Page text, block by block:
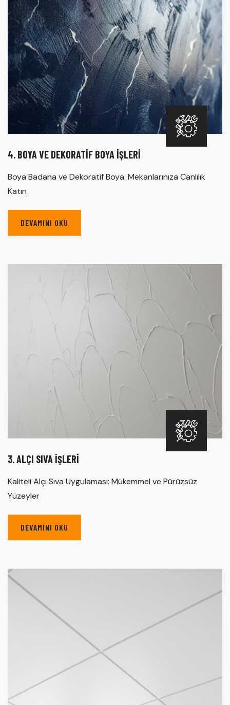
4. BOYA VE DEKORATIF BOYA İŞLERI
Boya Badana ve Dekoratif Boya: Mekanlarınıza Canlılık
Katın
DEVAMINI OKU
3. ALÇI SIVA İŞLERI
Kaliteli Alçı Sıva Uygulaması: Mükemmel ve Pürüzsüz
Yüzeyler
DEVAMINI OKU